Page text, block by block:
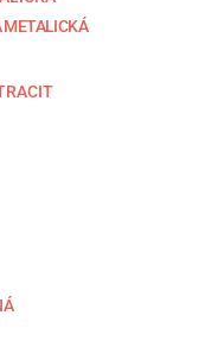
METALICKÁ